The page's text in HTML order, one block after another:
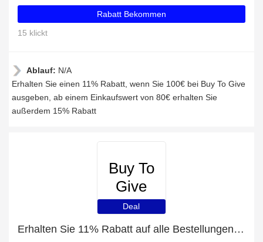
Rabatt Bekommen
15 klickt
Ablauf: N/A
Erhalten Sie einen 11% Rabatt, wenn Sie 100€ bei Buy To Give
ausgeben, ab einem Einkaufswert von 80€ erhalten Sie
außerdem 15% Rabatt
Buy To
Give
Deal
Erhalten Sie 11% Rabatt auf alle Bestellungen bei Buy To Give